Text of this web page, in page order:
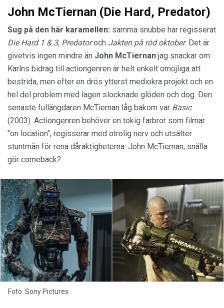
John McTiernan (Die Hard, Predator)
Sug på den här karamellen: samma snubbe har regisserat
Die Hard 1 & 3, Predatoroch Jakten på röd oktober. Det är
givetvis ingen mindre än John McTiernan jag snackar om.
Karlns bidrag till actiongenren är helt enkelt omöjliga att
bestrida, men efter en drös ytterst mediokra projekt och en
hel del problem med lagen slocknade glöden och dog. Den
senaste fullängdaren McTiernan låg bakom var Basic
(2003). Actiongenren behöver en tokig farbror som filmar
"on location", regisserar med otrolig nerv och utsätter
stuntmän för rena dåraktigheterna. John McTiernan, snälla
gör comeback?
Foto: Sony Pictures